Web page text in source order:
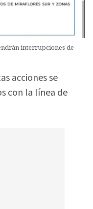
interrupciones de
acciones se
con la línea de